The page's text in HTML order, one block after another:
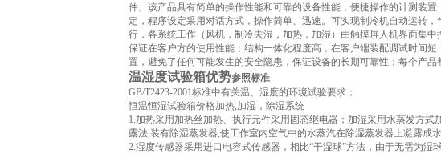
件。该产品具有简单的操作性能和可靠的设备性能，便捷操作的计测装
定，程序设定采用对话方式，操作简单、迅速。可实现制冷机自动运转
行，各系统工作（风机，制冷去湿，加热，加湿）由触摸屏人机界面集
保证在客户方的使用性能；结构一体化程度高，在客户端装配调试时间
置，避免了任何可能发生的安全隐患，保证设备的长期可靠性；每个产品
温湿度试验箱优势参照标准
GB/T2423-2001标准中有关温、湿度的环境试验要求；
恒温恒湿试验箱价格加热,加湿，除湿系统
1.加热采用加热丝加热、执行元件采用固态继电器；加湿采用水蒸发方
露法,装有除湿蒸发器,使工作室内空气中的水蒸汽在除湿蒸发器上凝露成
2.湿度传感器采用进口电容式传感器，相比“干湿球”方法，由于无需为